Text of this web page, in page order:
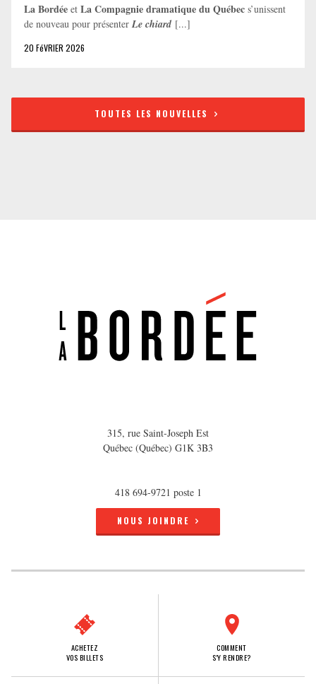
La Bordée et La Compagnie dramatique du Québec s’unissent
de nouveau pour présenter Le chiard [...]
20 FéVRIER 2026
TOUTES LES NOUVELLES
315, rue Saint-Joseph Est
Québec (Québec) G1K 3B3
418 694-9721 poste 1
NOUS JOINDRE
ACHETEZ
VOS BILLETS
COMMENT
S'Y RENDRE?